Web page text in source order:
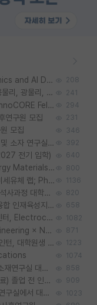
[한양대학교(서울)] Computational Photonics and AI Design Lab 대학원생 모집 208
DGIST Cell Dynamics & Imaging Lab 응용물리, 광물리, 양자, 생물물리 대학원생 모집 [삼성과제, 전문연TO] 241
[UNIST 지능로보틱스연구실] 박사후연구원 (InnoCORE Fellow) 모집 공고 294
연구원 모집 231
모집 346
[성균관대학교] 나노과학기술학과 에너지 소재 및 소자 연구실 대학원생 모집 392
전기 입학) 640
[POSTECH 배터리공학과] Innovative Energy Materials Lab 대학원생 모집 (특성화대학원) 800
[싱가포르 난양공과대학교] 배주열 교수; 응용미세유체 랩; PhD/Postdoc/Visiting 모집 1136
인하대학교 제조혁신전문대학원 반도체패키징 석사과정 대학원생 모집 820
[부산대학교 에너지융합기술연구소] 첨단제조융합 인재육성지원 박사후연구원 채용 (이진홍 교수님 연구실) 658
한국과학기술연구원 (KIST), 청정에너지 연구센터, Electrochemical Materials and Devices (Emd) Lab에서 학생을 모집합니다. (연,고대) 1082
GIST 신경생물지능 연구실 | AI × BCI × Engineering × Neuroscience 이노코어 Post-doc 모집 871
[고려대학교] 차새대태양전지 연구실에서 학부인턴, 대학원생 및 Post.Doc.을 모집합니다. 1223
1074
한국세라믹기술원 바이오융합연구단 바이오신소재연구실 대학원생/학부인턴 모집 858
가톨릭의대 스마트 생체재료 연구실 (유전자 치료) 졸업 전 인턴 및 대학원생 모집 909
[성균관대학교] 전기화학 계면 및 에너지 소재 연구실에서 대학원생을 모집합니다. 1023